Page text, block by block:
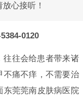
放心接听！
0120
往往会给患者带来诸
不痛不痒，不需要治
东莞莞南皮肤病医院